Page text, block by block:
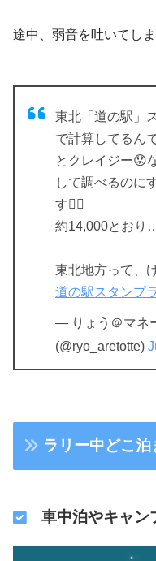
途中、弱音を吐いてし
東北「道の駅」
で計算してるん
とクレイジー😟
して調べるのに
す😵‍💫
約14,000とお
東北地方って、
道の駅スタンプ
— りょう＠マネ
(@ryo_aretotte)
ラリー中どこ泊
車中泊やキャン